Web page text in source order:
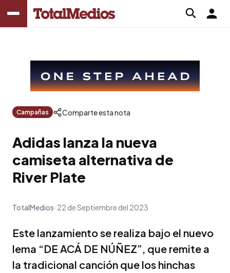
Campañas Comparte esta nota
Adidas lanza la nueva
camiseta alternativa de
River Plate
TotalMedios 22 de Septiembre del 2023
Este lanzamiento se realiza bajo el nuevo
lema “DE ACÁ DE NÚÑEZ”, que remite a
la tradicional canción que los hinchas